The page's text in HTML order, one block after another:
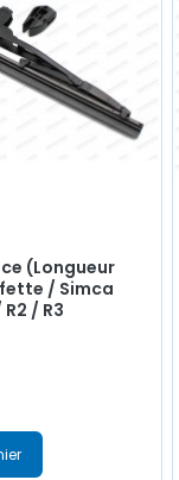
(Longueur
/ Simca
/ R3